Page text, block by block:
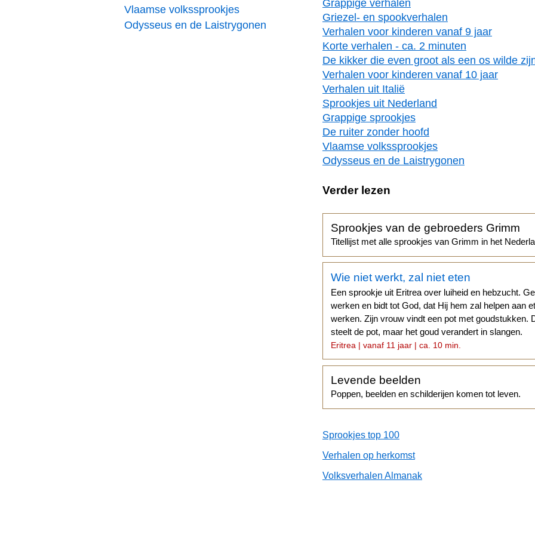
Vlaamse volkssprookjes
Odysseus en de Laistrygonen
Grappige verhalen
Griezel- en spookverhalen
Verhalen voor kinderen vanaf 9 jaar
Korte verhalen - ca. 2 minuten
De kikker die even groot als een os wilde
Verhalen voor kinderen vanaf 10 jaar
Verhalen uit Italië
Sprookjes uit Nederland
Grappige sprookjes
De ruiter zonder hoofd
Vlaamse volkssprookjes
Odysseus en de Laistrygonen
Verder lezen
Sprookjes van de gebroeders Grimm
Titellijst met alle sprookjes van Grimm in het
Wie niet werkt, zal niet eten
Een sprookje uit Eritrea over luiheid en hebzucht.
werken en bidt tot God, dat Hij hem zal helpen aan
werken. Zijn vrouw vindt een pot met goudstukken.
steelt de pot, maar het goud verandert in slangen.
Eritrea | vanaf 11 jaar | ca. 10 min.
Levende beelden
Poppen, beelden en schilderijen komen tot leven.
Sprookjes top 100
Verhalen op herkomst
Volksverhalen Almanak